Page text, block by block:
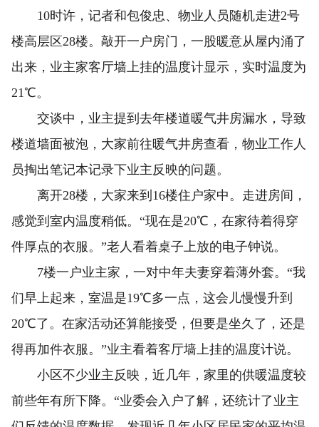
10时许，记者和包俊忠、物业人员随机走进2号
楼高层区28楼。敲开一户房门，一股暖意从屋内涌了
出来，业主家客厅墙上挂的温度计显示，实时温度为
21℃。
交谈中，业主提到去年楼道暖气井房漏水，导致
楼道墙面被泡，大家前往暖气井房查看，物业工作人
员掏出笔记本记录下业主反映的问题。
离开28楼，大家来到16楼住户家中。走进房间，
感觉到室内温度稍低。“现在是20℃，在家待着得穿
件厚点的衣服。”老人看着桌子上放的电子钟说。
7楼一户业主家，一对中年夫妻穿着薄外套。“我
们早上起来，室温是19℃多一点，这会儿慢慢升到
20℃了。在家活动还算能接受，但要是坐久了，还是
得再加件衣服。”业主看着客厅墙上挂的温度计说。
小区不少业主反映，近几年，家里的供暖温度较
前些年有所下降。“业委会入户了解，还统计了业主